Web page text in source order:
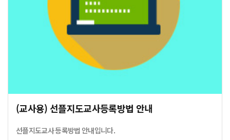
(교사용) 선플지도교사등록방법 안내
선플지도교사 등록방법 안내입니다.